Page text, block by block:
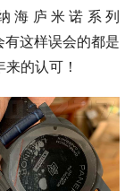
海庐米诺系列
这样误会的都是
的认可！